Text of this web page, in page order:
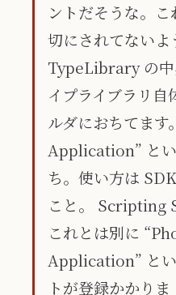
ントだそうな。
切にされてない
TypeLibrary の
イプライブラリ自
ルダにおちてま
Application” と
ち。使い方は
こと。 Scripting
これとは別に
Application” と
トが登録かかりま